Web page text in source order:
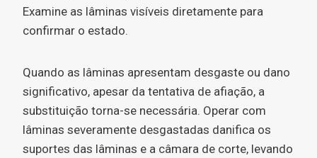
Examine as lâminas visíveis diretamente para
confirmar o estado.
Quando as lâminas apresentam desgaste ou dano
significativo, apesar da tentativa de afiação, a
substituição torna-se necessária. Operar com
lâminas severamente desgastadas danifica os
suportes das lâminas e a câmara de corte, levando